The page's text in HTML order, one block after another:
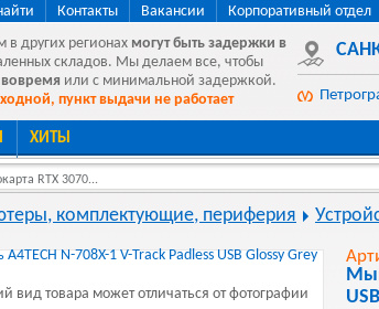
Контакты Вакансии Корпоративный отдел
в других регионах могут быть задержки в
складов. Мы делаем все, чтобы
вовремя или с минимальной задержкой.
пункт выдачи не работает
ХИТЫ
RTX 3070...
комплектующие, периферия
вид товара может отличаться от фотографии